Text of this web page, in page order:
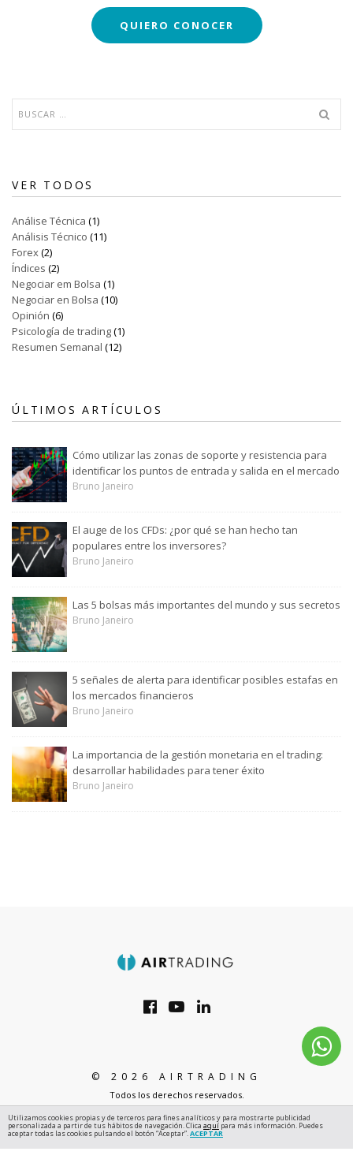
VER TODOS
Análise Técnica (1)
Análisis Técnico (11)
Forex (2)
Índices (2)
Negociar em Bolsa (1)
Negociar en Bolsa (10)
Opinión (6)
Psicología de trading(1)
Resumen Semanal (12)
ÚLTIMOS ARTÍCULOS
Cómo utilizar las zonas de soporte y resistencia para
identificar los puntos de entrada y salida en el mercado
Bruno Janeiro
El auge de los CFDs: ¿por qué se han hecho tan
populares entre los inversores?
Bruno Janeiro
Las 5 bolsas más importantes del mundo y sus secretos
Bruno Janeiro
5 señales de alerta para identificar posibles estafas en
los mercados financieros
Bruno Janeiro
La importancia de la gestión monetaria en el trading:
desarrollar habilidades para tener éxito
Bruno Janeiro
© 2026 AIRTRADING
Todos los derechos reservados.
Utilizamos cookies propias y de terceros para fines analíticos y para mostrarte publicidad
personalizada a partir de tus hábitos de navegación. Clica aquí para más información. Puedes
aceptar todas las cookies pulsando el botón “Aceptar”.ACEPTAR